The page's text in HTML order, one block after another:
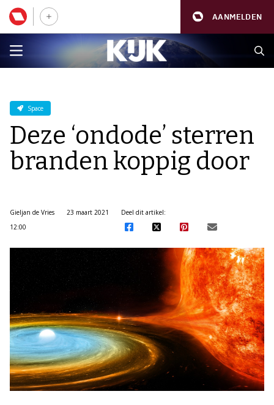
AANMELDEN
Space
Deze ‘ondode’ sterren
branden koppig door
Gieljan de Vries
23 maart 2021
12:00
Deel dit artikel: